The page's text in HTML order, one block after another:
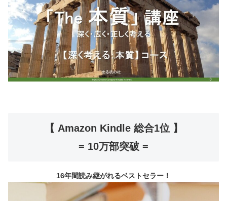
【 Amazon Kindle 総合1位 】
= 10万部突破 =
16年間読み継がれるベストセラー！